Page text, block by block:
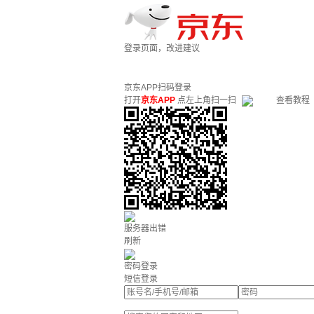
登录页面，改进建议
京东APP扫码登录
打开京东APP 点左上角扫一扫 查看教程
服务器出错
刷新
密码登录
短信登录